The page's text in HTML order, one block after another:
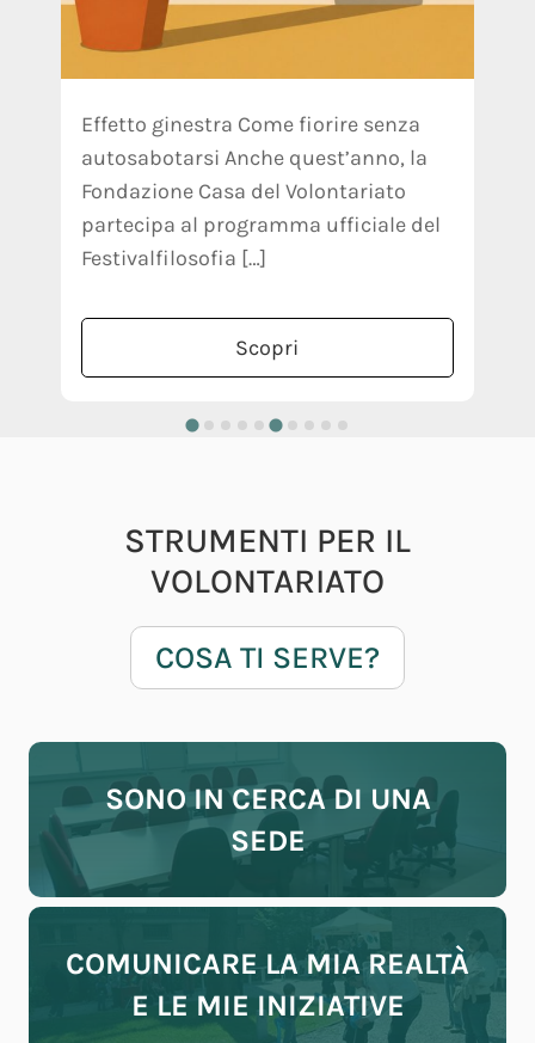
Effetto ginestra Come fiorire senza
autosabotarsi Anche quest’anno, la
Fondazione Casa del Volontariato
partecipa al programma ufficiale del
Festivalfilosofia […]
Scopri
STRUMENTI PER IL
VOLONTARIATO
COSA TI SERVE?
SONO IN CERCA DI UNA
SEDE
COMUNICARE LA MIA REALTÀ
E LE MIE INIZIATIVE